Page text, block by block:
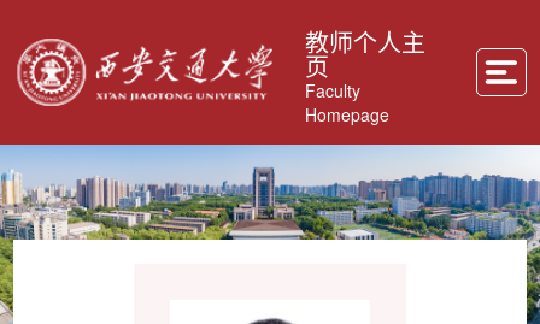
教师个人主
页
Faculty
Homepage